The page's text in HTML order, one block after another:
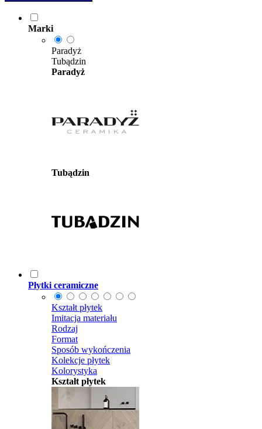
Marki
Paradyż
Tubądzin
Paradyż
Tubądzin
Płytki ceramiczne
Kształt płytek
Imitacja materiału
Rodzaj
Format
Sposób wykończenia
Kolekcje płytek
Kolorystyka
Kształt płytek